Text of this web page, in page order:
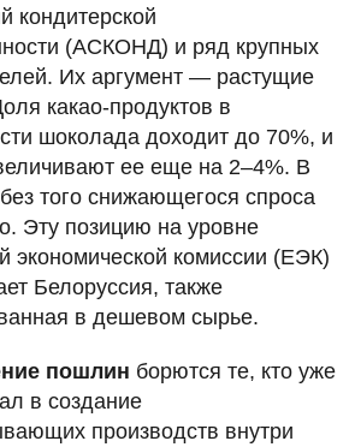
кондитерской
(АСКОНД) и ряд крупных
Их аргумент — растущие
какао-продуктов в
шоколада доходит до 70%, и
ее еще на 2–4%. В
того снижающегося спроса
Эту позицию на уровне
экономической комиссии (ЕЭК)
Белоруссия, также
в дешевом сырье.
пошлин борются те, кто уже
в создание
производств внутри